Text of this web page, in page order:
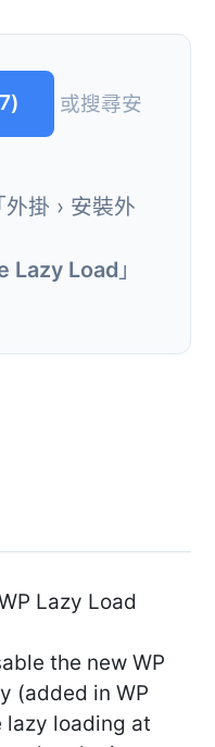
或搜尋安
掛 › 安裝外
Lazy Load 」
Lazy Load
the new WP
(added in WP
lazy loading at